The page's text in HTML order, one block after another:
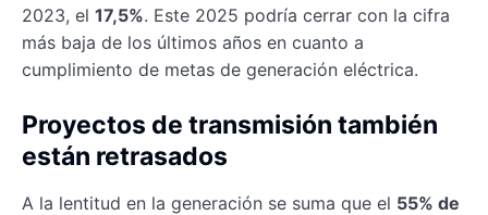
2023, el 17,5%. Este 2025 podría cerrar con la cifra
más baja de los últimos años en cuanto a
cumplimiento de metas de generación eléctrica.
Proyectos de transmisión también
están retrasados
A la lentitud en la generación se suma que el 55% de